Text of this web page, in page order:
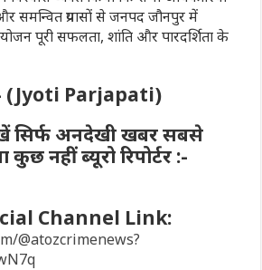
समन्वित प्रयासों से जनपद जौनपुर में
पूरी सफलता, शांति और पारदर्शिता के
(Jyoti Parjapati)
सिर्फ अनदेखी खबर सबसे
नहीं ब्यूरो रिपोर्टर :-
Channel Link:
@atozcrimenews?